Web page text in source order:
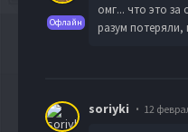
Офлайн
омг... что это за
разум потеряли,
soriyki 12